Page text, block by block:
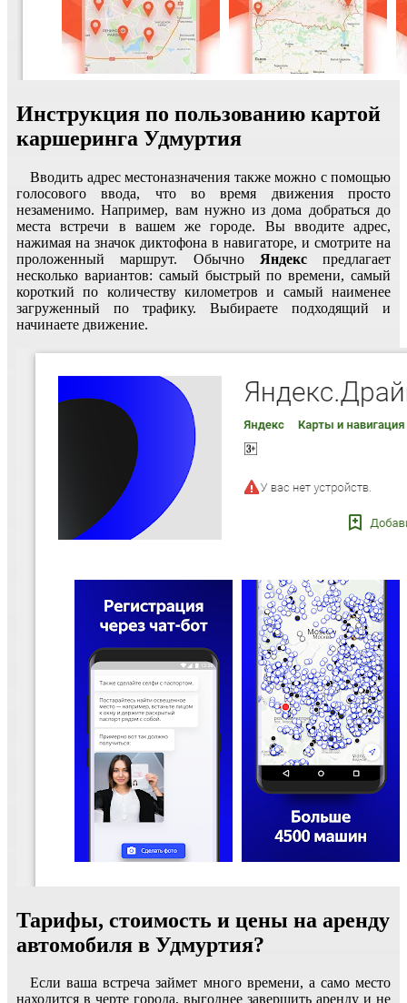
Инструкция по пользованию картой
каршеринга Удмуртия
Вводить адрес местоназначения также можно с помощью
голосового ввода, что во время движения просто
незаменимо. Например, вам нужно из дома добраться до
места встречи в вашем же городе. Вы вводите адрес,
нажимая на значок диктофона в навигаторе, и смотрите на
проложенный маршрут. Обычно Яндекспредлагает
несколько вариантов: самый быстрый по времени, самый
короткий по количеству километров и самый наименее
загруженный по трафику. Выбираете подходящий и
начинаете движение.
Тарифы, стоимость и цены на аренду
автомобиля в Удмуртия?
Если ваша встреча займет много времени, а само место
находится в черте города, выгоднее завершить аренду и не